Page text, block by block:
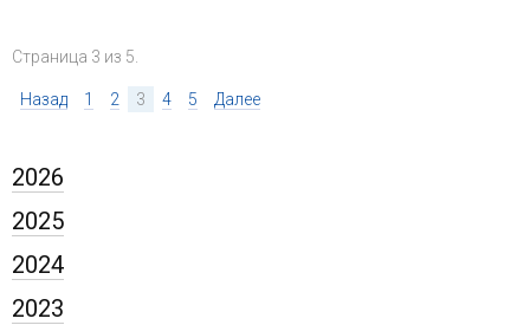
Страница 3 из 5.
Назад 1 2 3 4 5 Далее
2026
2025
2024
2023